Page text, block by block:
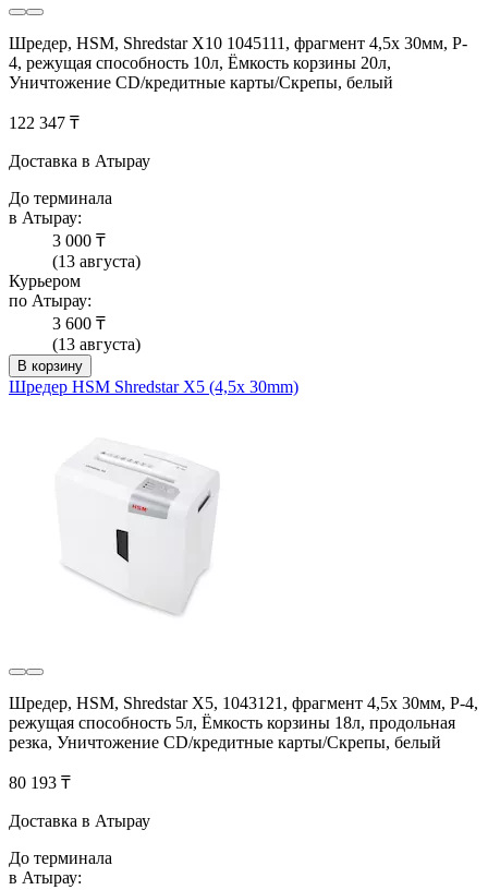
Шредер, HSM, Shredstar X10 1045111, фрагмент 4,5x 30мм, P-
4, режущая способность 10л, Ёмкость корзины 20л,
Уничтожение CD/кредитные карты/Скрепы, белый
122 347 ₸
Доставка в Атырау
До терминала
в Атырау:
3 000 ₸
(13 августа)
Курьером
по Атырау:
3 600 ₸
(13 августа)
В корзину
Шредер HSM Shredstar X5 (4,5x 30mm)
Шредер, HSM, Shredstar X5, 1043121, фрагмент 4,5x 30мм, P-4,
режущая способность 5л, Ёмкость корзины 18л, продольная
резка, Уничтожение CD/кредитные карты/Скрепы, белый
80 193 ₸
Доставка в Атырау
До терминала
в Атырау: